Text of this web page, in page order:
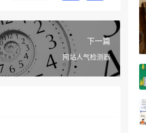
下一篇
网站人气检测器